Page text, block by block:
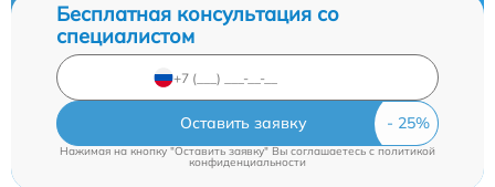
Бесплатная консультация со
специалистом
Оставить заявку
Нажимая на кнопку "Оставить заявку" Вы соглашаетесь cполитикой
конфиденциальности